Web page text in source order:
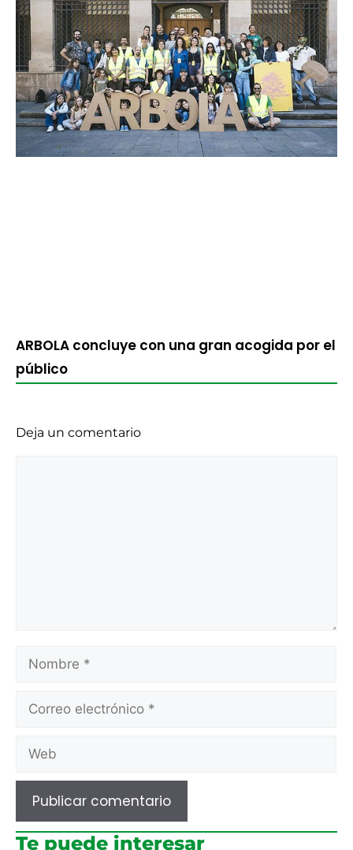
ARBOLA concluye con una gran acogida por el
público
Deja un comentario
Te puede interesar